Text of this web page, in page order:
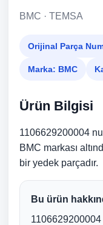
BMC · TEMSA
Orijinal Parça
Marka: BMC
Ürün Bilgisi
1106629200004
BMC markası
bir yedek parçadır.
Bu ürün
1106629200004